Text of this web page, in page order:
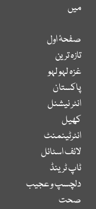
میں
صفحۂ اول
تازہ ترین
غزہ لہو لہو
پاکستان
انٹر نیشنل
کھیل
انٹرٹینمنٹ
لائف اسٹائل
ٹاپ ٹرینڈ
دلچسپ و عجیب
صحت